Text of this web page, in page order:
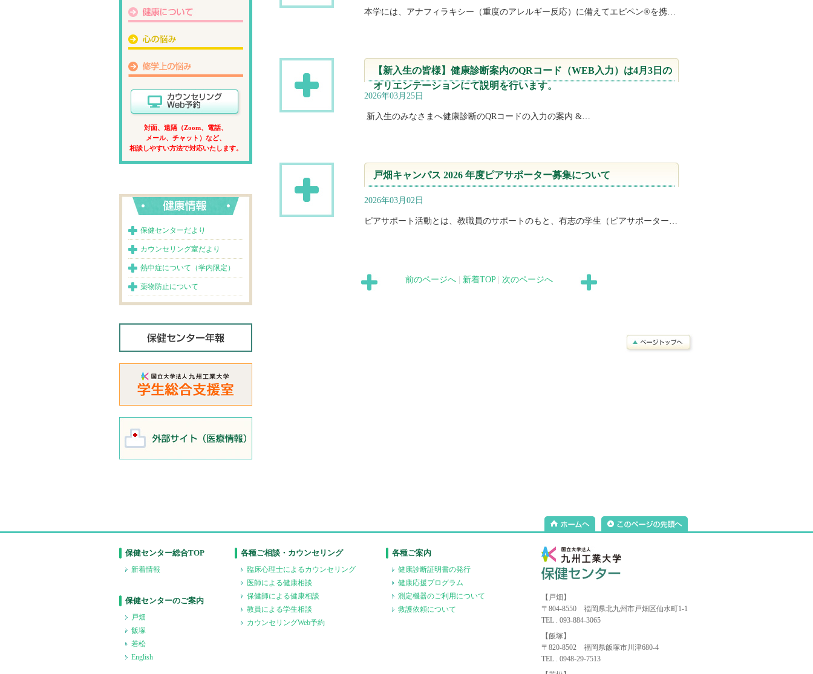
対面、遠隔（Zoom、電話、
メール、チャット）など、
相談しやすい方法で対応いたします。
保健センターだより
カウンセリング室だより
熱中症について（学内限定）
薬物防止について
本学には、アナフィラキシー（重度のアレルギー反応）に備えてエピペン®を携…
【新入生の皆様】健康診断案内のQRコード（WEB入力）は4月3日の
オリエンテーションにて説明を行います。
2026年03月25日
新入生のみなさまへ健康診断のQRコードの入力の案内 &…
戸畑キャンパス 2026 年度ピアサポーター募集について
2026年03月02日
ピアサポート活動とは、教職員のサポートのもと、有志の学生（ピアサポーター…
前のページへ 新着TOP| 次のページへ
保健センター総合TOP
新着情報
保健センターのご案内
戸畑
飯塚
若松
English
各種ご相談・カウンセリング
臨床心理士によるカウンセリング
医師による健康相談
保健師による健康相談
教員による学生相談
カウンセリングWeb予約
各種ご案内
健康診断証明書の発行
健康応援プログラム
測定機器のご利用について
救護依頼について
【戸畑】
〒804-8550 福岡県北九州市戸畑区仙水町1-1
TEL . 093-884-3065
【飯塚】
〒820-8502 福岡県飯塚市川津680-4
TEL . 0948-29-7513